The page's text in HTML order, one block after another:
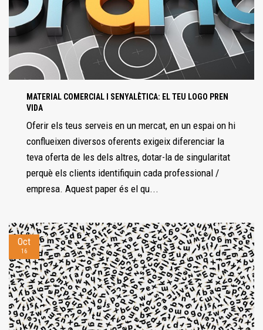
MATERIAL COMERCIAL I SENYALÈTICA: EL TEU LOGO PREN
VIDA
Oferir els teus serveis en un mercat, en un espai on hi
conflueixen diversos oferents exigeix ​​diferenciar la
teva oferta de les dels altres, dotar-la de singularitat
perquè els clients identifiquin cada professional /
empresa. Aquest paper és el qu...
Oct
16